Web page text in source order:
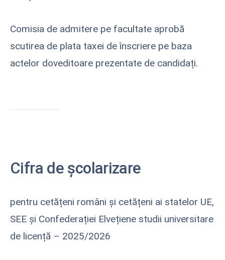
Comisia de admitere pe facultate aprobă
scutirea de plata taxei de înscriere pe baza
actelor doveditoare prezentate de candidați.
Cifra de școlarizare
pentru cetățeni români și cetățeni ai statelor UE,
SEE și Confederației Elvețiene studii universitare
de licență – 2025/2026